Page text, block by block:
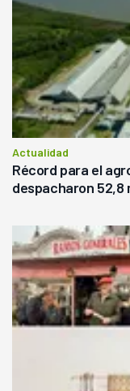
Actualidad
Récord para el
despacharon 52,8